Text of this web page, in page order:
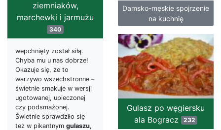
Damsko-męskie spojrzenie
na kuchnię
ziemniaków,
marchewki i jarmużu
340
wepchnięty został siłą.
Chyba mu u nas dobrze!
Okazuje się, że to
warzywo wszechstronne –
świetnie smakuje w wersji
ugotowanej, upieczonej
czy podsmażonej.
Świetnie sprawdziło się
też w pikantnym gulaszu,
Gulasz po węgiersku
ala Bogracz
232